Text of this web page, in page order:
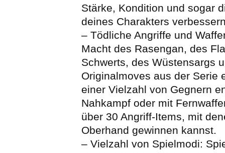
Stärke, Kondition und sogar
deines Charakters
– Tödliche Angriffe und
Macht des Rasengan, des
Schwerts, des Wüstensargs
Originalmoves aus der Serie
einer Vielzahl von Gegnern
Nahkampf oder mit
über 30 Angriff-Items, mit
Oberhand gewinnen kannst.
– Vielzahl von Spielmodi: